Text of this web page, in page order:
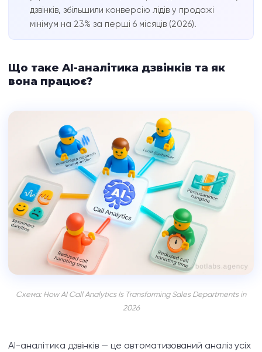
дзвінків, збільшили конверсію лідів у продажі
мінімум на 23% за перші 6 місяців (2026).
Що таке AI-аналітика дзвінків та як
вона працює?
Схема: How AI Call Analytics Is Transforming Sales Departments in
2026
AI-аналітика дзвінків — це автоматизований аналіз усіх